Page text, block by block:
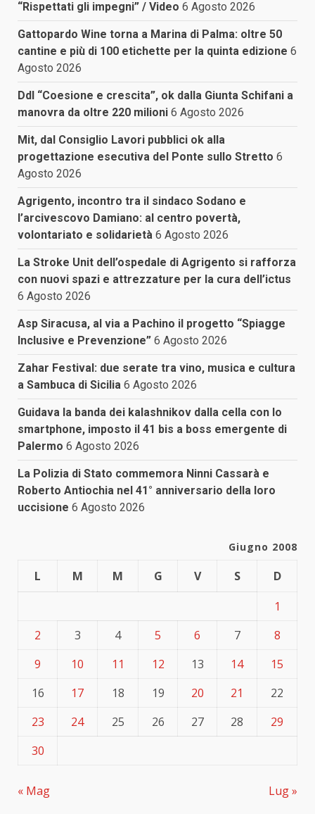
“Rispettati gli impegni” / Video 6 Agosto 2026
Gattopardo Wine torna a Marina di Palma: oltre 50
cantine e più di 100 etichette per la quinta edizione 6
Agosto 2026
Ddl “Coesione e crescita”, ok dalla Giunta Schifani a
manovra da oltre 220 milioni 6 Agosto 2026
Mit, dal Consiglio Lavori pubblici ok alla
progettazione esecutiva del Ponte sullo Stretto 6
Agosto 2026
Agrigento, incontro tra il sindaco Sodano e
l’arcivescovo Damiano: al centro povertà,
volontariato e solidarietà 6 Agosto 2026
La Stroke Unit dell’ospedale di Agrigento si rafforza
con nuovi spazi e attrezzature per la cura dell’ictus
6 Agosto 2026
Asp Siracusa, al via a Pachino il progetto “Spiagge
Inclusive e Prevenzione” 6 Agosto 2026
Zahar Festival: due serate tra vino, musica e cultura
a Sambuca di Sicilia 6 Agosto 2026
Guidava la banda dei kalashnikov dalla cella con lo
smartphone, imposto il 41 bis a boss emergente di
Palermo 6 Agosto 2026
La Polizia di Stato commemora Ninni Cassarà e
Roberto Antiochia nel 41° anniversario della loro
uccisione 6 Agosto 2026
Giugno 2008
L M M G V S
D
1
2
3 4 5 6 7
8
9
10 11 12 13 14
15
16
17 18 19 20 21
22
23
24 25 26 27 28
29
30
« Mag Lug »